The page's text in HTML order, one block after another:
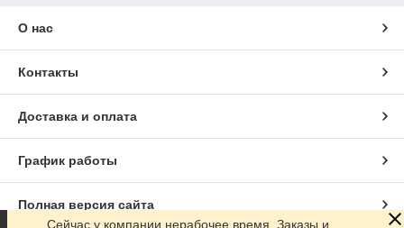
О нас
Контакты
Доставка и оплата
График работы
Полная версия сайта
Сейчас у компании нерабочее время. Заказы и